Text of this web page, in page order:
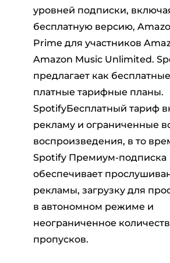
уровней подписки,
бесплатную версию,
Prime для участников
Amazon Music Unlimited.
предлагает как
платные тарифные планы.
SpotifyБесплатный тариф
рекламу и ограниченные
воспроизведения, в то
Spotify Премиум-подписка
обеспечивает
рекламы, загрузку для
в автономном режиме и
неограниченное
пропусков.